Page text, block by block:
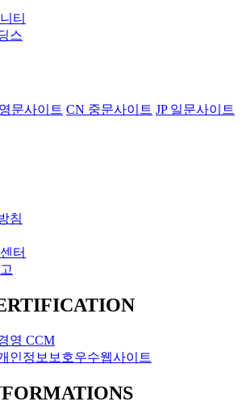
티
스
영문사이트 CN 중문사이트 JP일문사이트
침
터